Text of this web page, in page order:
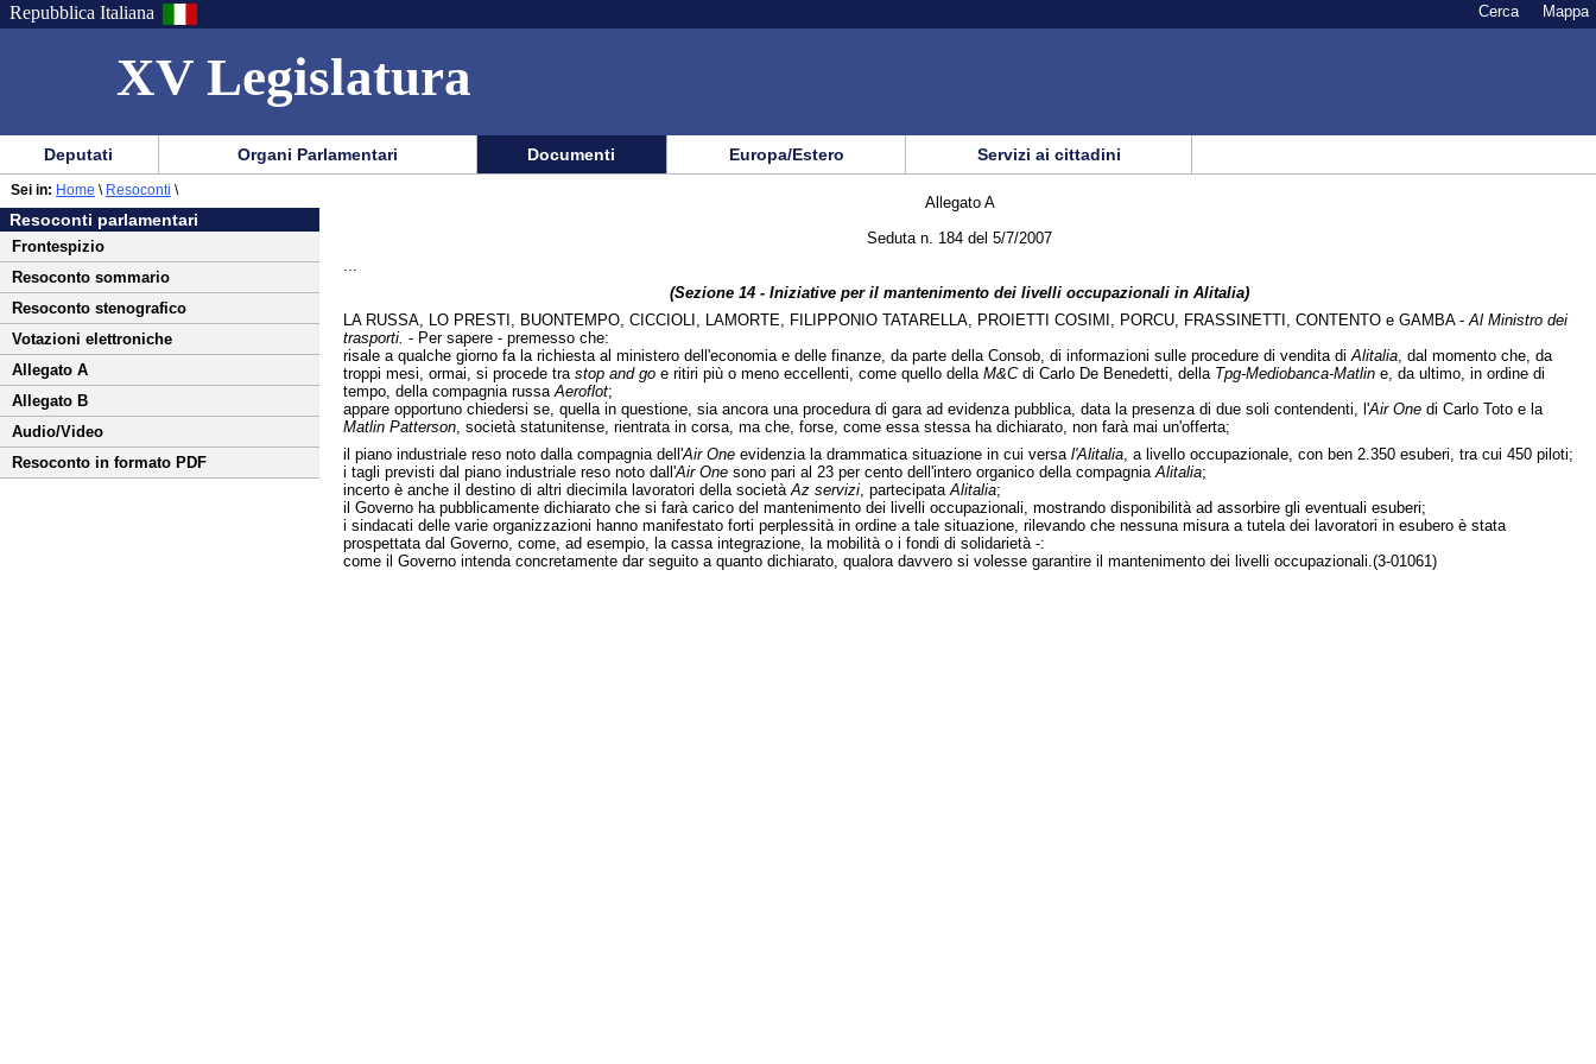
XV Legislatura
Menu
di
ausilio
alla
navigazione
Menu
di
navigazione
principale
Repubblica Italiana Cerca Mappa
Menu
di
navigazione
principale
menu
di
sezione
Deputati Organi Parlamentari Documenti Europa/Estero Servizi ai cittadini
Vai
al
contenuto
Resoconti parlamentari
Frontespizio
Resoconto sommario
Resoconto stenografico
Votazioni elettroniche
Allegato A
Allegato B
Audio/Video
Resoconto in formato PDF
Sei in: Home \ Resoconti \
Allegato A
Seduta n. 184 del 5/7/2007
(Sezione 14 - Iniziative per il mantenimento dei livelli occupazionali in Alitalia)
LA RUSSA, LO PRESTI, BUONTEMPO, CICCIOLI, LAMORTE, FILIPPONIO TATARELLA, PROIETTI COSIMI, PORCU, FRASSINETTI, CONTENTO e GAMBA - Al Ministro dei
trasporti. - Per sapere - premesso che:
risale a qualche giorno fa la richiesta al ministero dell'economia e delle finanze, da parte della Consob, di informazioni sulle procedure di vendita di Alitalia, dal momento che, da
troppi mesi, ormai, si procede tra stop and goe ritiri più o meno eccellenti, come quello della M&Cdi Carlo De Benedetti, della Tpg-Mediobanca-Matline, da ultimo, in ordine di
tempo, della compagnia russa Aeroflot;
appare opportuno chiedersi se, quella in questione, sia ancora una procedura di gara ad evidenza pubblica, data la presenza di due soli contendenti, l'Air Onedi Carlo Toto e la
Matlin Patterson, società statunitense, rientrata in corsa, ma che, forse, come essa stessa ha dichiarato, non farà mai un'offerta;
il piano industriale reso noto dalla compagnia dell'Air Oneevidenzia la drammatica situazione in cui versa l'Alitalia, a livello occupazionale, con ben 2.350 esuberi, tra cui 450 piloti;
i tagli previsti dal piano industriale reso noto dall'Air Onesono pari al 23 per cento dell'intero organico della compagnia Alitalia;
incerto è anche il destino di altri diecimila lavoratori della società Az servizi, partecipata Alitalia;
il Governo ha pubblicamente dichiarato che si farà carico del mantenimento dei livelli occupazionali, mostrando disponibilità ad assorbire gli eventuali esuberi;
i sindacati delle varie organizzazioni hanno manifestato forti perplessità in ordine a tale situazione, rilevando che nessuna misura a tutela dei lavoratori in esubero è stata
prospettata dal Governo, come, ad esempio, la cassa integrazione, la mobilità o i fondi di solidarietà -:
come il Governo intenda concretamente dar seguito a quanto dichiarato, qualora davvero si volesse garantire il mantenimento dei livelli occupazionali.(3-01061)